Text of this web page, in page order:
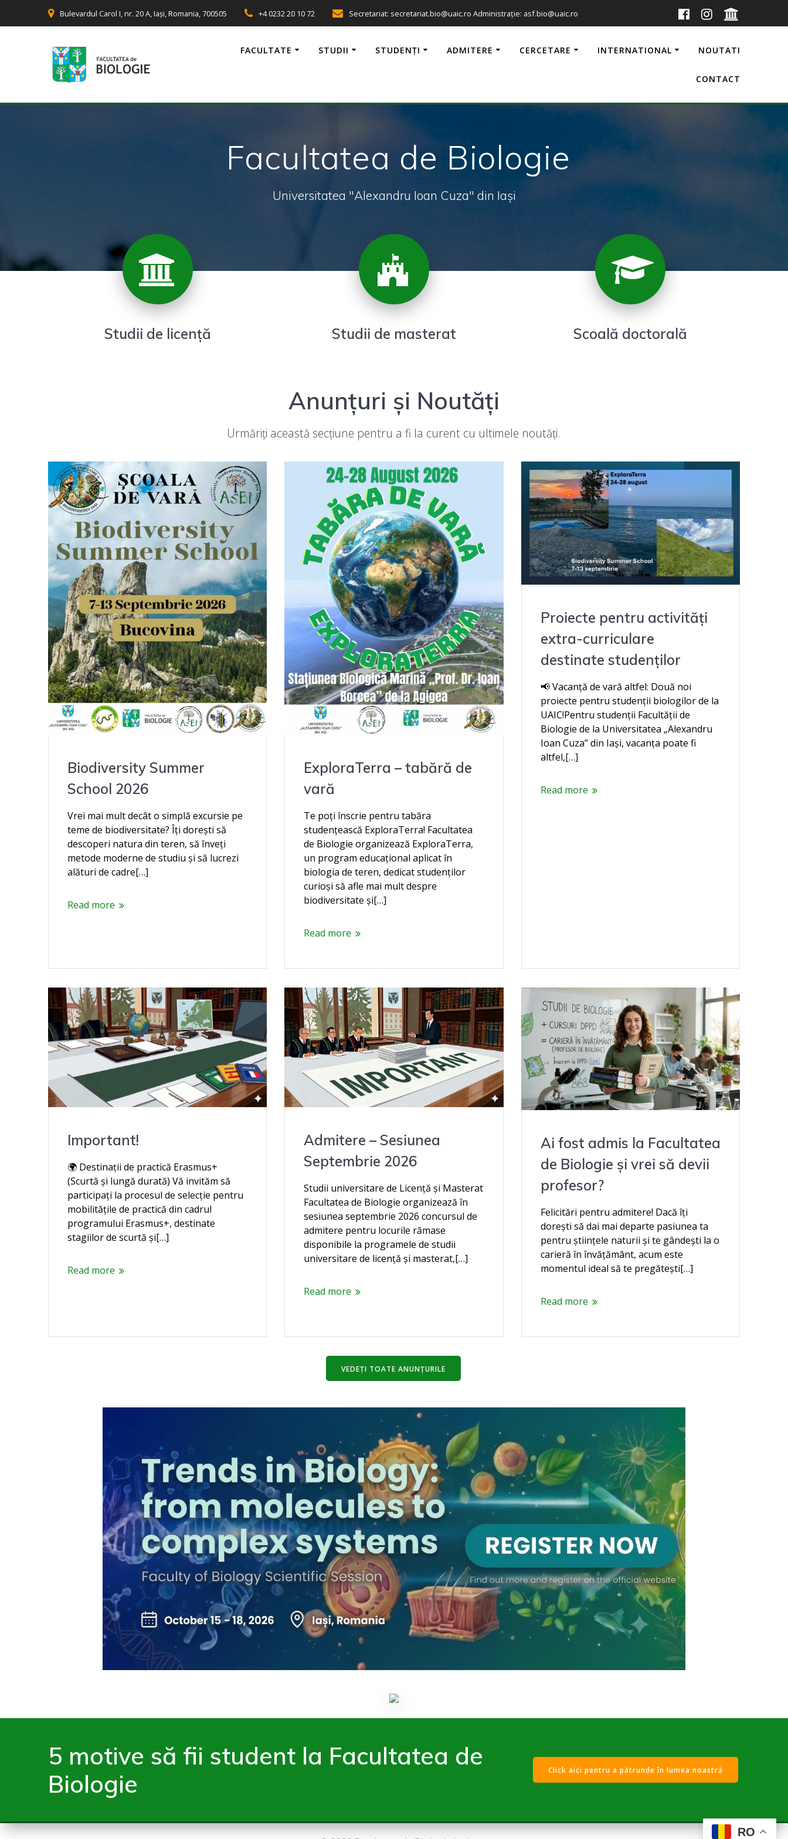
Bulevardul Carol I, nr. 20 A, Iași, Romania, 700505 +4 0232 20 10 72 Secretariat: secretariat.bio@uaic.ro Administrație: asf.bio@uaic.ro
FACULTATE STUDII STUDENȚI ADMITERE CERCETARE INTERNATIONAL NOUTATI
CONTACT
Facultatea de Biologie
Universitatea "Alexandru Ioan Cuza" din Iași
Studii de licență Studii de masterat Scoală doctorală
Anunțuri și Noutăți
Urmăriți această secțiune pentru a fi la curent cu ultimele noutăți.
Biodiversity Summer
School 2026
Vrei mai mult decât o simplă excursie pe
teme de biodiversitate? Îți dorești să
descoperi natura din teren, să înveți
metode moderne de studiu și să lucrezi
alături de cadre[…]
Read more
ExploraTerra – tabără de
vară
Te poți înscrie pentru tabăra
studențească ExploraTerra! Facultatea
de Biologie organizează ExploraTerra,
un program educațional aplicat în
biologia de teren, dedicat studenților
curioși să afle mai mult despre
biodiversitate și[…]
Read more
Proiecte pentru activități
extra-curriculare
destinate studenților
📢 Vacanță de vară altfel: Două noi
proiecte pentru studenții biologilor de la
UAIC!Pentru studenții Facultății de
Biologie de la Universitatea „Alexandru
Ioan Cuza” din Iași, vacanța poate fi
altfel,[…]
Read more
Important!
🌍 Destinații de practică Erasmus+
(Scurtă și lungă durată) Vă invităm să
participați la procesul de selecție pentru
mobilitățile de practică din cadrul
programului Erasmus+, destinate
stagiilor de scurtă și[…]
Read more
Admitere – Sesiunea
Septembrie 2026
Studii universitare de Licență și Masterat
Facultatea de Biologie organizează în
sesiunea septembrie 2026 concursul de
admitere pentru locurile rămase
disponibile la programele de studii
universitare de licență și masterat,[…]
Read more
Ai fost admis la Facultatea
de Biologie și vrei să devii
profesor?
Felicitări pentru admitere! Dacă îți
dorești să dai mai departe pasiunea ta
pentru științele naturii și te gândești la o
carieră în învățământ, acum este
momentul ideal să te pregătești[…]
Read more
VEDEȚI TOATE ANUNȚURILE
5 motive să fii student la Facultatea de
Biologie
Click aici pentru a pătrunde în lumea noastră
RO